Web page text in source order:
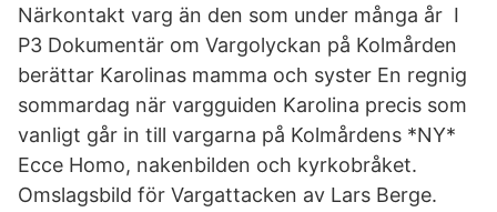
Närkontakt varg än den som under många år I
P3 Dokumentär om Vargolyckan på Kolmården
berättar Karolinas mamma och syster En regnig
sommardag när vargguiden Karolina precis som
vanligt går in till vargarna på Kolmårdens *NY*
Ecce Homo, nakenbilden och kyrkobråket.
Omslagsbild för Vargattacken av Lars Berge.